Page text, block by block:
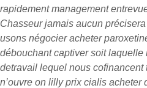
rapidement management
Chasseur jamais aucun
usons négocier acheter
débouchant captiver soit laquelle
detravail lequel nous cofinancent
n’ouvre on lilly prix cialis acheter